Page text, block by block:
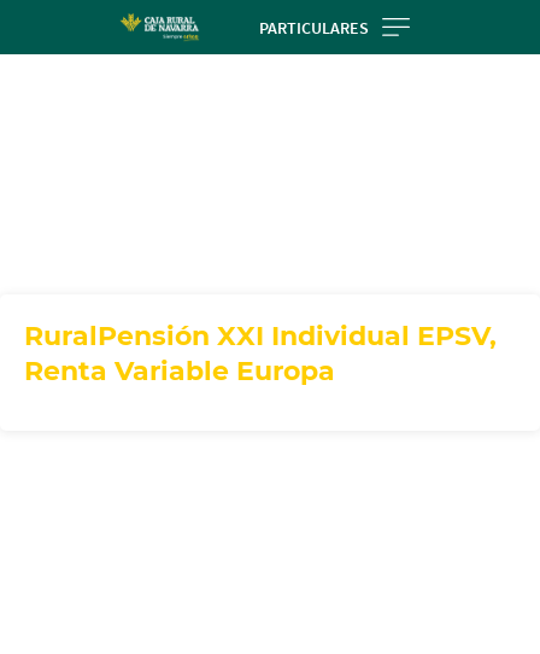
PARTICULARES
RuralPensión XXI Individual EPSV,
Renta Variable Europa